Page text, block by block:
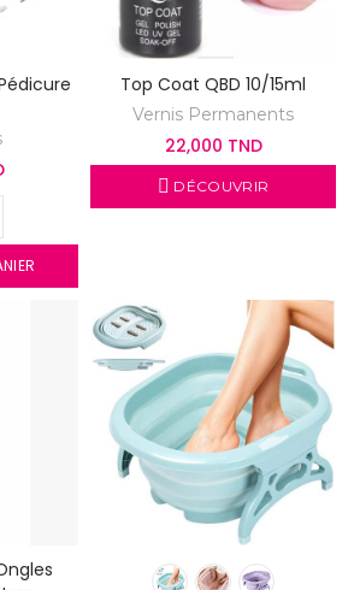
Top Coat QBD 10/15ml
Vernis Permanents
22,000 TND
DÉCOUVRIR